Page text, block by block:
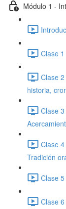
Módulo 1 -
Clase
Clase
historia,
Clase
Clase
Tradición
Clase
Clase